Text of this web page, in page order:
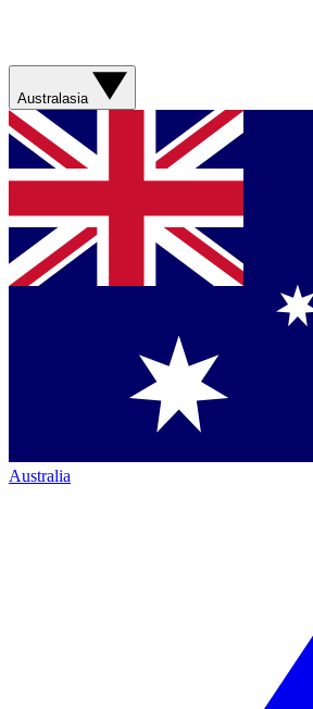
Australasia
Australia